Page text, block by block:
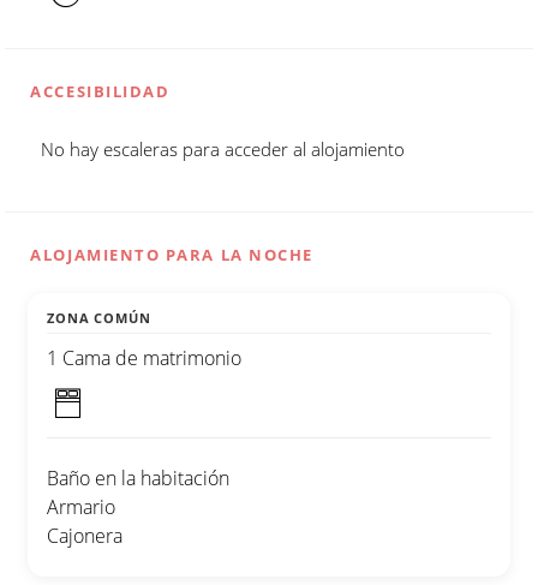
ACCESIBILIDAD
No hay escaleras para acceder al alojamiento
ALOJAMIENTO PARA LA NOCHE
ZONA COMÚN
1 Cama de matrimonio
Baño en la habitación
Armario
Cajonera